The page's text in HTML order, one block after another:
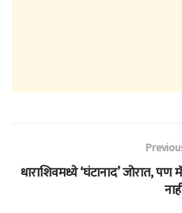
धाराशिवमध्ये ‘घंटानाद’ जोरात,